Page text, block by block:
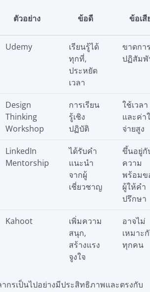
ตัวอย่าง ข้อดี ข้อเสี
Udemy
เรียนรู้ได้
ทุกที่,
ประหยัด
เวลา
ขาดกา
ปฏิสัม
Design
Thinking
Workshop
การเรียน
รู้เชิง
ปฏิบัติ
ใช้เวลา
และค่า
จ่ายสูง
LinkedIn
Mentorship
ได้รับคำ
แนะนำ
จากผู้
เชี่ยวชาญ
ขึ้นอยู่กั
ความ
พร้อมข
ผู้ให้คำ
ปรึกษา
Kahoot
เพิ่มความ
สนุก,
สร้างแรง
จูงใจ
อาจไม่
เหมาะ
ทุกคน
กรเป็นไปอย่างมีประสิทธิภาพและตรงกับ